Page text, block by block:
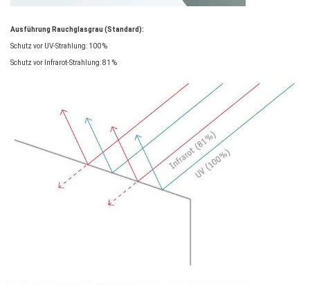
Ausführung Rauchglasgrau (Standard):
Schutz vor UV-Strahlung: 100 %
Schutz vor Infrarot-Strahlung: 81 %